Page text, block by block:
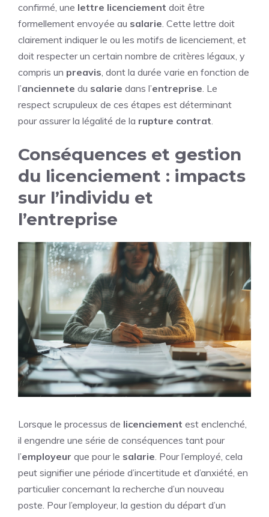
confirmé, une lettre licenciement doit être
formellement envoyée au salarie . Cette lettre doit
clairement indiquer le ou les motifs de licenciement, et
doit respecter un certain nombre de critères légaux, y
compris un preavis , dont la durée varie en fonction de
l’anciennete du salarie dans l’entreprise . Le
respect scrupuleux de ces étapes est déterminant
pour assurer la légalité de la rupture contrat
Conséquences et gestion
du licenciement : impacts
sur l’individu et
l’entreprise
Lorsque le processus de licenciement est enclenché,
il engendre une série de conséquences tant pour
l’employeur que pour le salarie. Pour l’employé, cela
peut signifier une période d’incertitude et d’anxiété, en
particulier concernant la recherche d’un nouveau
poste. Pour l’employeur, la gestion du départ d’un